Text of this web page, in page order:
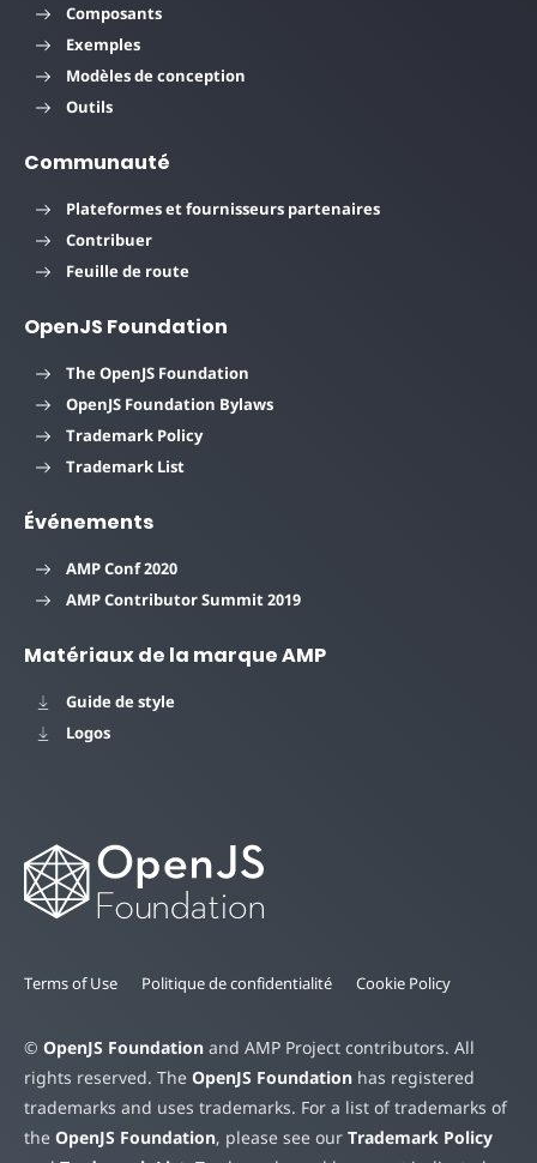
Composants
Exemples
Modèles de conception
Outils
Communauté
Plateformes et fournisseurs partenaires
Contribuer
Feuille de route
OpenJS Foundation
The OpenJS Foundation
OpenJS Foundation Bylaws
Trademark Policy
Trademark List
Événements
AMP Conf 2020
AMP Contributor Summit 2019
Matériaux de la marque AMP
Guide de style
Logos
Terms of Use Politique de confidentialité Cookie Policy
© OpenJS Foundation and AMP Project contributors. All
rights reserved. The OpenJS Foundation has registered
trademarks and uses trademarks. For a list of trademarks of
the OpenJS Foundation, please see our Trademark Policy